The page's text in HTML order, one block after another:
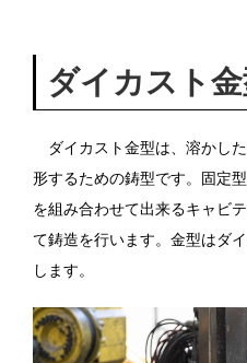
ダイカスト金
ダイカスト金型は、溶かし
形するための鋳型です。固定
を組み合わせて出来るキャビ
て鋳造を行います。金型はダ
します。